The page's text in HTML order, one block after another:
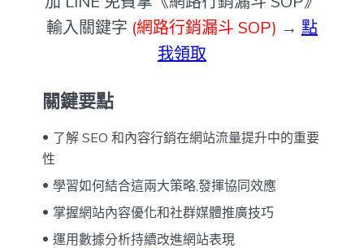
輸入關鍵字 (網路行銷漏斗 SOP) → 點
我領取
關鍵要點
了解 SEO 和內容行銷在網站流量提升中的重要
性
學習如何結合這兩大策略,發揮協同效應
掌握網站內容優化和社群媒體推廣技巧
運用數據分析持續改進網站表現